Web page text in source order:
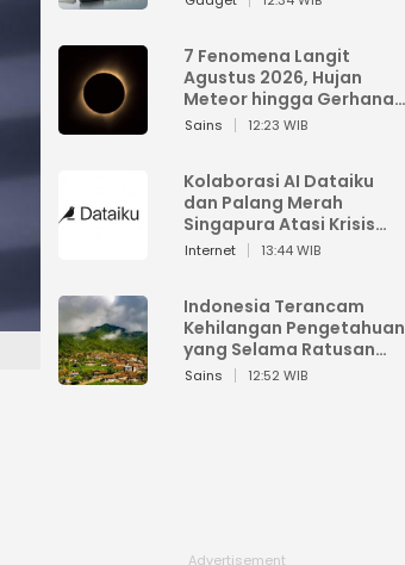
7 Fenomena Langit
Agustus 2026, Hujan
Meteor hingga Gerhana
Matahari
Sains 12:23 WIB
Kolaborasi AI Dataiku
dan Palang Merah
Singapura Atasi Krisis
Bencana
Internet 13:44 WIB
Indonesia Terancam
Kehilangan Pengetahuan
yang Selama Ratusan
Tahun Menjaga Alam
Sains 12:52 WIB